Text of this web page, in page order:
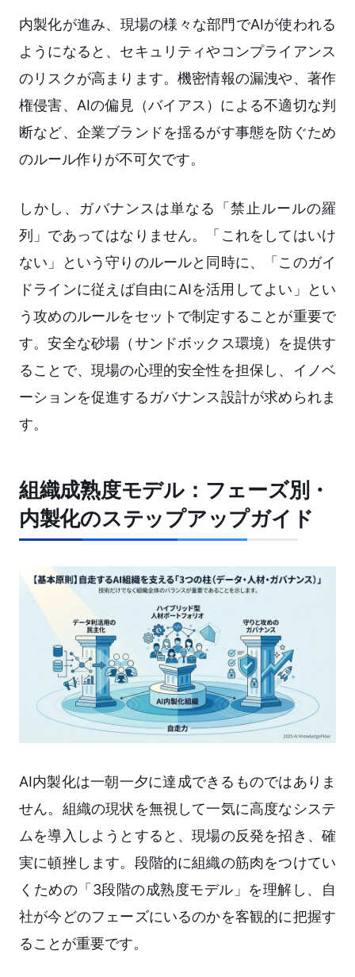
内製化が進み、現場の様々な部門でAIが使われる
ようになると、セキュリティやコンプライアンス
のリスクが高まります。機密情報の漏洩や、著作
権侵害、AIの偏見（バイアス）による不適切な判
断など、企業ブランドを揺るがす事態を防ぐため
のルール作りが不可欠です。
しかし、ガバナンスは単なる「禁止ルールの羅
列」であってはなりません。「これをしてはいけ
ない」という守りのルールと同時に、「このガイ
ドラインに従えば自由にAIを活用してよい」とい
う攻めのルールをセットで制定することが重要で
す。安全な砂場（サンドボックス環境）を提供す
ることで、現場の心理的安全性を担保し、イノベ
ーションを促進するガバナンス設計が求められま
す。
組織成熟度モデル：フェーズ別・
内製化のステップアップガイド
AI内製化は一朝一夕に達成できるものではありま
せん。組織の現状を無視して一気に高度なシステ
ムを導入しようとすると、現場の反発を招き、確
実に頓挫します。段階的に組織の筋肉をつけてい
くための「3段階の成熟度モデル」を理解し、自
社が今どのフェーズにいるのかを客観的に把握す
ることが重要です。